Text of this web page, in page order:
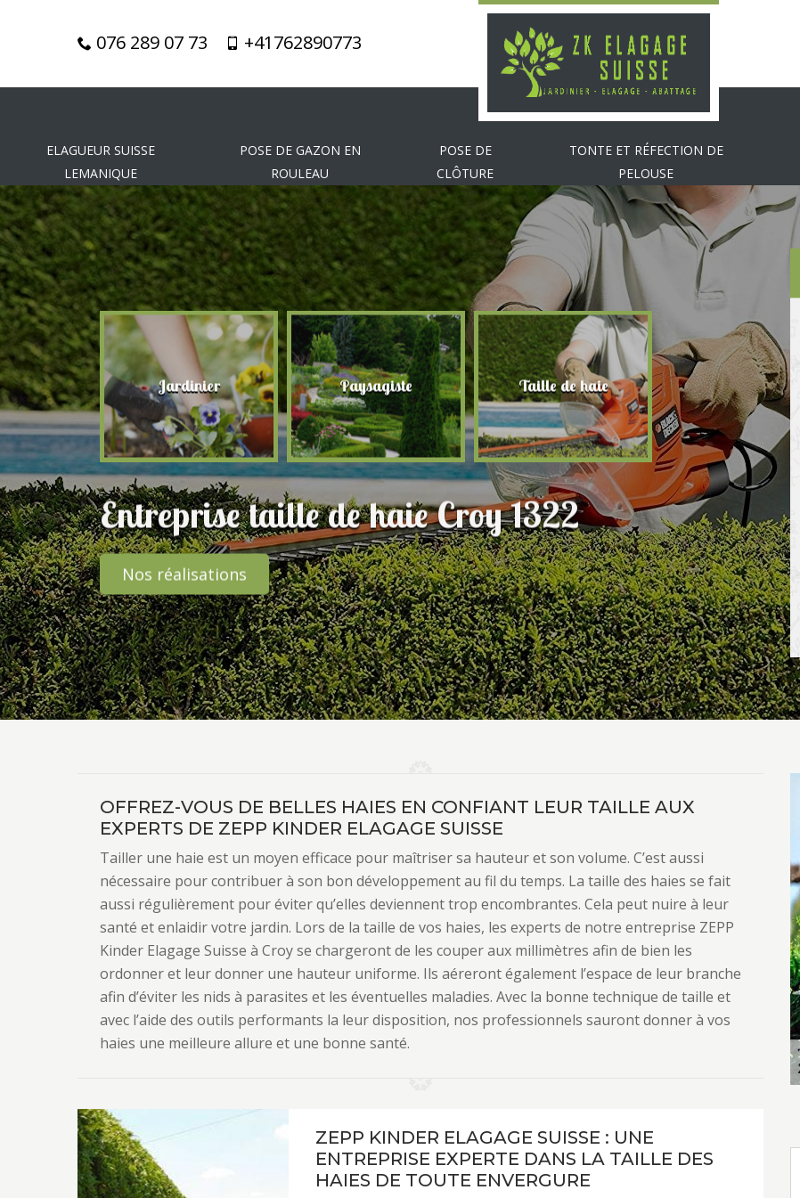
076 289 07 73 +41762890773
ELAGUEUR SUISSE
LEMANIQUE
POSE DE GAZON EN
ROULEAU
POSE DE
CLÔTURE
TONTE ET RÉFECTION DE
PELOUSE
Jardinier Paysagiste Taille de haie Abattage d'arbres
Entreprise taille de haie Croy 1322
Nos réalisations
OFFREZ-VOUS DE BELLES HAIES EN CONFIANT LEUR TAILLE AUX
EXPERTS DE ZEPP KINDER ELAGAGE SUISSE
Tailler une haie est un moyen efficace pour maîtriser sa hauteur et son volume. C’est aussi
nécessaire pour contribuer à son bon développement au fil du temps. La taille des haies se fait
aussi régulièrement pour éviter qu’elles deviennent trop encombrantes. Cela peut nuire à leur
santé et enlaidir votre jardin. Lors de la taille de vos haies, les experts de notre entreprise ZEPP
Kinder Elagage Suisse à Croy se chargeront de les couper aux millimètres afin de bien les
ordonner et leur donner une hauteur uniforme. Ils aéreront également l’espace de leur branche
afin d’éviter les nids à parasites et les éventuelles maladies. Avec la bonne technique de taille et
avec l’aide des outils performants la leur disposition, nos professionnels sauront donner à vos
haies une meilleure allure et une bonne santé.
ZEPP KINDER ELAGAGE SUISSE : UNE
ENTREPRISE EXPERTE DANS LA TAILLE DES
HAIES DE TOUTE ENVERGURE